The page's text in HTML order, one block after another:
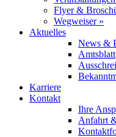
Flyer &
Wegweiser »
Aktuelles
News &
Amtsblatt
Karriere
Kontakt
Ihre
Anfahrt